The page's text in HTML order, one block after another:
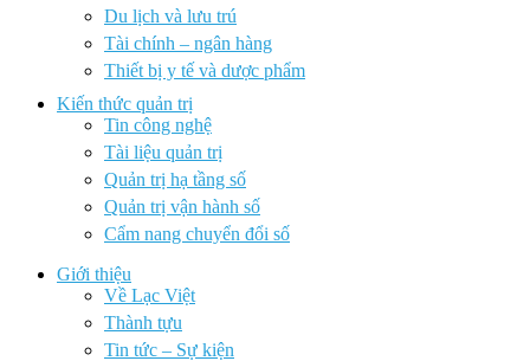
Du lịch và lưu trú
Tài chính – ngân hàng
Thiết bị y tế và dược phẩm
Kiến thức quản trị
Tin công nghệ
Tài liệu quản trị
Quản trị hạ tầng số
Quản trị vận hành số
Cẩm nang chuyển đổi số
Giới thiệu
Về Lạc Việt
Thành tựu
Tin tức – Sự kiện